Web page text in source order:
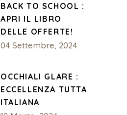
BACK TO SCHOOL :
APRI IL LIBRO
DELLE OFFERTE!
04 Settembre, 2024
OCCHIALI GLARE :
ECCELLENZA TUTTA
ITALIANA